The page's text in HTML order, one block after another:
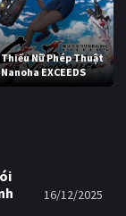
Thiếu Nữ Phép Thuật
Nanoha EXCEEDS
16/12/2025